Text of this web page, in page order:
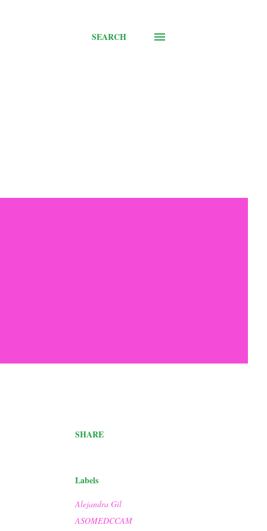
SEARCH
SHARE
Labels
Alejandra Gil
ASOMEDCCAM